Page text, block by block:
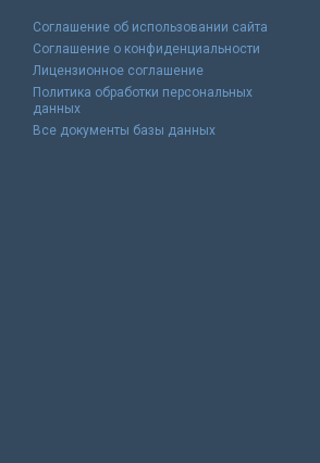
Соглашение об использовании сайта
Соглашение о конфиденциальности
Лицензионное соглашение
Политика обработки персональных
данных
Все документы базы данных